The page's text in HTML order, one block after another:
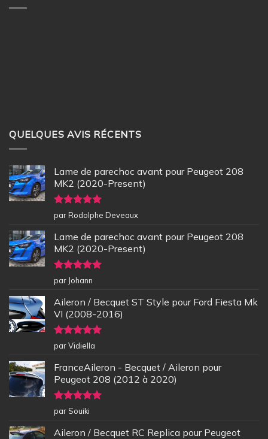
QUELQUES AVIS RÉCENTS
Lame de parechoc avant pour Peugeot 208
MK2 (2020-Present)
Note5sur
5
par Rodolphe Deveaux
Lame de parechoc avant pour Peugeot 208
MK2 (2020-Present)
Note5sur
5
par Johann
Aileron / Becquet ST Style pour Ford Fiesta Mk
VI (2008-2016)
Note5sur
5
par Vidiella
FranceAileron - Becquet / Aileron pour
Peugeot 208 (2012 à 2020)
Note5sur
5
par Souiki
Aileron / Becquet RC Replica pour Peugeot